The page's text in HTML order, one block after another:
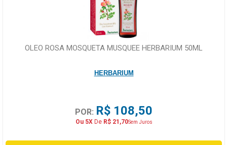
OLEO ROSA MOSQUETA MUSQUEE HERBARIUM 50ML
HERBARIUM
POR: R$ 108,50
Ou 5XDe R$ 21,70Sem Juros